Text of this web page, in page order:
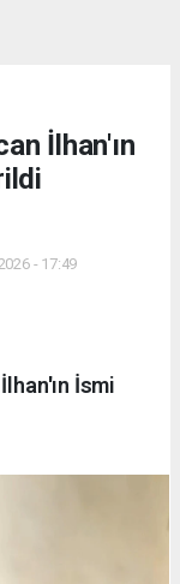
İlhan'ın
- 17:49
İsmi